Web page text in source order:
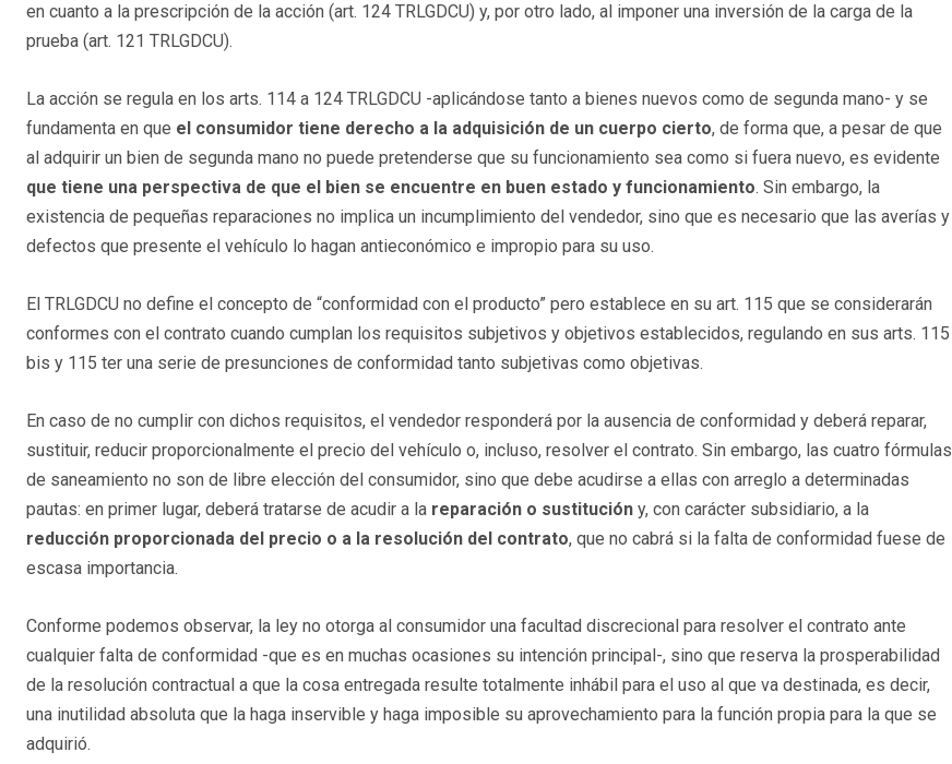
en cuanto a la prescripción de la acción (art. 124 TRLGDCU) y, por otro lado, al imponer una inversión de la carga de la
prueba (art. 121 TRLGDCU).
La acción se regula en los arts. 114 a 124 TRLGDCU -aplicándose tanto a bienes nuevos como de segunda mano- y se
fundamenta en que el consumidor tiene derecho a la adquisición de un cuerpo cierto, de forma que, a pesar de que
al adquirir un bien de segunda mano no puede pretenderse que su funcionamiento sea como si fuera nuevo, es evidente
que tiene una perspectiva de que el bien se encuentre en buen estado y funcionamiento. Sin embargo, la
existencia de pequeñas reparaciones no implica un incumplimiento del vendedor, sino que es necesario que las averías y
defectos que presente el vehículo lo hagan antieconómico e impropio para su uso.
El TRLGDCU no define el concepto de “conformidad con el producto” pero establece en su art. 115 que se considerarán
conformes con el contrato cuando cumplan los requisitos subjetivos y objetivos establecidos, regulando en sus arts. 115
bis y 115 ter una serie de presunciones de conformidad tanto subjetivas como objetivas.
En caso de no cumplir con dichos requisitos, el vendedor responderá por la ausencia de conformidad y deberá reparar,
sustituir, reducir proporcionalmente el precio del vehículo o, incluso, resolver el contrato. Sin embargo, las cuatro fórmulas
de saneamiento no son de libre elección del consumidor, sino que debe acudirse a ellas con arreglo a determinadas
pautas: en primer lugar, deberá tratarse de acudir a la reparación o sustitución y, con carácter subsidiario, a la
reducción proporcionada del precio o a la resolución del contrato, que no cabrá si la falta de conformidad fuese de
escasa importancia.
Conforme podemos observar, la ley no otorga al consumidor una facultad discrecional para resolver el contrato ante
cualquier falta de conformidad -que es en muchas ocasiones su intención principal-, sino que reserva la prosperabilidad
de la resolución contractual a que la cosa entregada resulte totalmente inhábil para el uso al que va destinada, es decir,
una inutilidad absoluta que la haga inservible y haga imposible su aprovechamiento para la función propia para la que se
adquirió.